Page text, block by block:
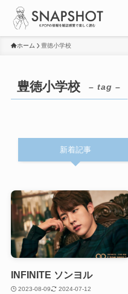
ホーム 豊徳小学校
豊徳小学校 – tag –
新着記事
INFINITE ソンヨル
2023-08-09
2024-07-12